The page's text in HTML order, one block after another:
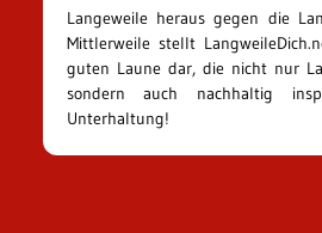
Langeweile heraus gegen die
Mittlerweile stellt
guten Laune dar, die nicht nur
sondern auch nachhaltig
Unterhaltung!